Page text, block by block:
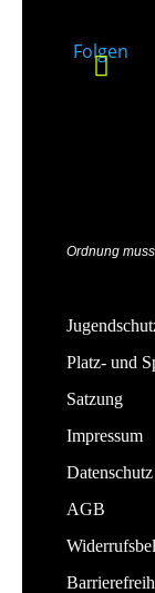
Folgen
Ordnung
Platz- und
Satzung
Impressum
Datenschutz
AGB